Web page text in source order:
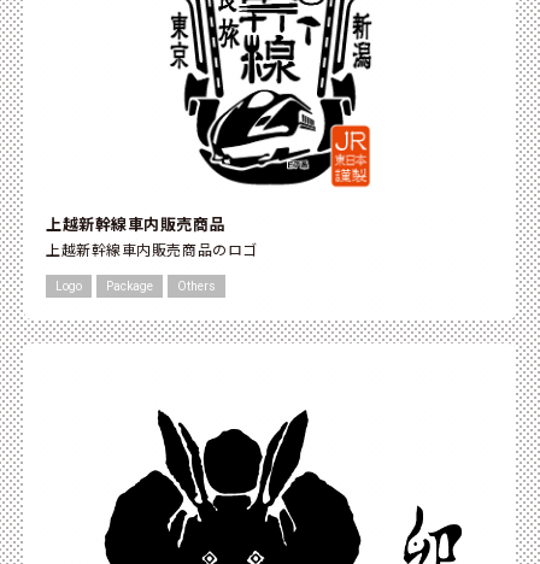
上越新幹線車内販売商品
上越新幹線車内販売商品のロゴ
Logo Package Others